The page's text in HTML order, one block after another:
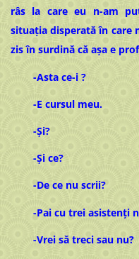
râs la care eu n-am
situația disperată în care
zis în surdină că așa e
-Asta ce-i ?
-E cursul meu.
-Și?
-Și ce?
-De ce nu scrii?
-Pai cu trei asistenți
-Vrei să treci sau nu?